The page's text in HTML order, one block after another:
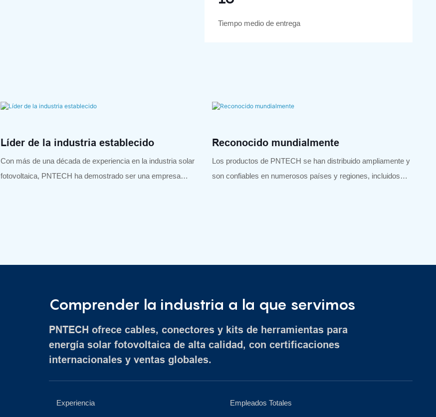
Tiempo medio de entrega
Líder de la industria establecido
Con más de una década de experiencia en la industria solar
fotovoltaica, PNTECH ha demostrado ser una empresa
Reconocido mundialmente
Los productos de PNTECH se han distribuido ampliamente y
son confiables en numerosos países y regiones, incluidos
Comprender la industria a la que servimos
PNTECH ofrece cables, conectores y kits de herramientas para
energía solar fotovoltaica de alta calidad, con certificaciones
internacionales y ventas globales.
Experiencia Empleados Totales